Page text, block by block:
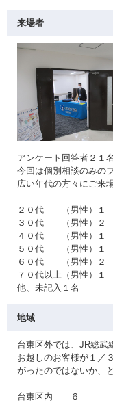
来場者
アンケート回答者２１名
今回は個別相談のみの
広い年代の方々にご来
２０代 （男性）１
３０代 （男性）２
４０代 （男性）１
５０代 （男性）１
６０代 （男性）２
７０代以上（男性）
他、未記入１名
地域
台東区外では、JR総武
お越しのお客様が１／
がったのではないか、
台東区内 ６